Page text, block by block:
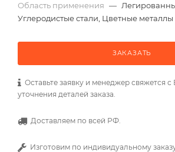
Область применения —
Углеродистые стали, Цветные металлы
ЗАКАЗАТЬ
Оставьте заявку и менеджер свяжется
уточнения деталей заказа.
Доставляем по всей РФ.
Изготовим по индивидуальному